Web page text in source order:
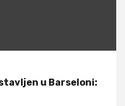
u Barseloni: